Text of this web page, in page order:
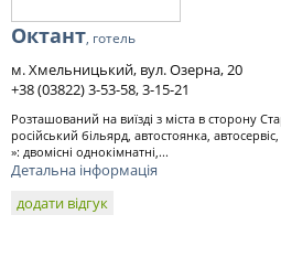
Октант, готель
м. Хмельницький, вул. Озерна, 20
+38 (03822) 3-53-58, 3-15-21
Розташований на виїзді з міста в сторону
російський більярд, автостоянка,
»: двомісні однокімнатні,...
Детальна інформація
додати відгук